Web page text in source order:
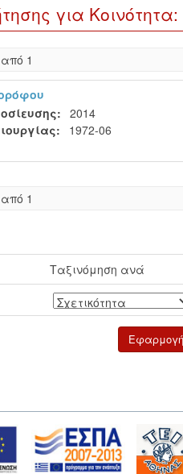
για Κοινότητα:
1
2014
1972-06
1
Ταξινόμηση ανά